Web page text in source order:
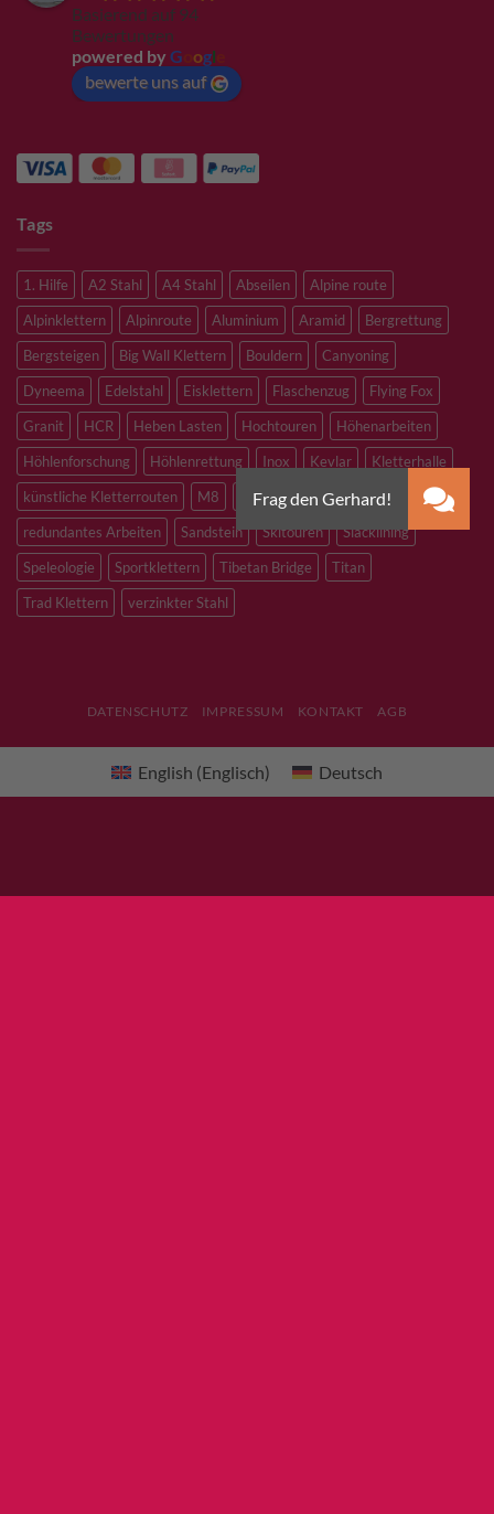
Basierend auf 94
Bewertungen
powered by G ogl
bewerte uns auf
Tags
1. Hilfe A2 Stahl A4 Stahl Abseilen
Alpine route
Alpinklettern
Alpinroute Aluminium Aramid
Bergrettung
Bergsteigen
Big Wall Klettern Bouldern
Canyoning
Dyneema
Edelstahl Eisklettern Flaschenzug
Flying Fox
Granit
HCR Heben Lasten Hochtouren
Höhenarbeiten
Höhlenforschung
Höhlenrettung Inox Kevlar
Kletterhalle
künstliche Kletterrouten
M8 M10 M12 Notfall
PLX
redundantes Arbeiten
Sandstein Skitouren
Slacklining
Speleologie
Sportklettern Tibetan Bridge
Titan
Trad Klettern
verzinkter Stahl
DATENSCHUTZ IMPRESSUM KONTAKT AGB
English (Englisch) Deutsch